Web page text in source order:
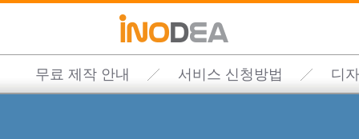
무료 제작 안내 서비스 신청방법 디